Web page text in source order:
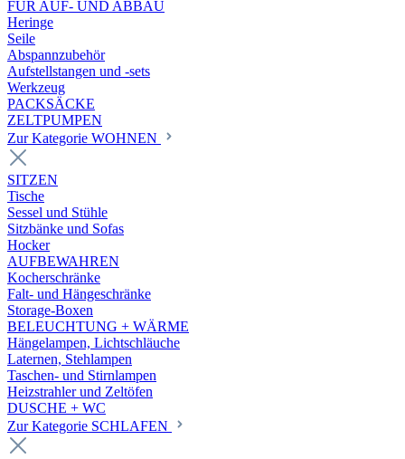
FÜR AUF- UND ABBAU
Heringe
Seile
Abspannzubehör
Aufstellstangen und -sets
Werkzeug
PACKSÄCKE
ZELTPUMPEN
Zur Kategorie WOHNEN
SITZEN
Tische
Sessel und Stühle
Sitzbänke und Sofas
Hocker
AUFBEWAHREN
Kocherschränke
Falt- und Hängeschränke
Storage-Boxen
BELEUCHTUNG + WÄRME
Hängelampen, Lichtschläuche
Laternen, Stehlampen
Taschen- und Stirnlampen
Heizstrahler und Zeltöfen
DUSCHE + WC
Zur Kategorie SCHLAFEN